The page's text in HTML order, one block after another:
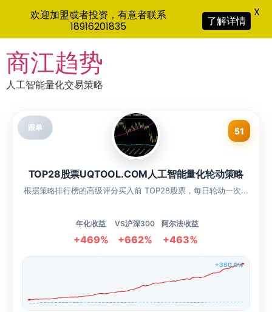
to
content
商江趋势
人工智能量化交易策略
跟单 51
TOP28股票UQTOOL.COM人工智能量化轮动策略
根据策略排行榜的高级评分买入前 TOP28股票，每日轮动一次...
年化收益
+469%
VS沪深300
+662%
阿尔法收益
+463%
+380.0%
欢迎加盟或者投资，有意者联系
18916201835
了解详情
X